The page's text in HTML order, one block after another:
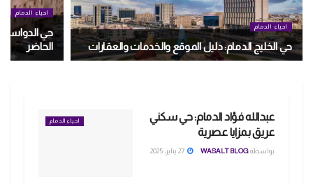
احياء الدمام
حي الخليج الدمام: دليل الموقع والخدمات والعقارات
احياء الدمام
حي الدواسر
الحاضر
احياء الدمام
عبدالله فؤاد الدمام: حي سكني
عريق بمزايا عصرية
بواسطةWASALT BLOG